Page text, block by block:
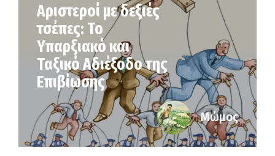
Αριστεροί με δεξιές
τσέπες: Το
Υπαρξιακό και
Ταξικό Αδιέξοδο της
Επιβίωσης
Μώμος